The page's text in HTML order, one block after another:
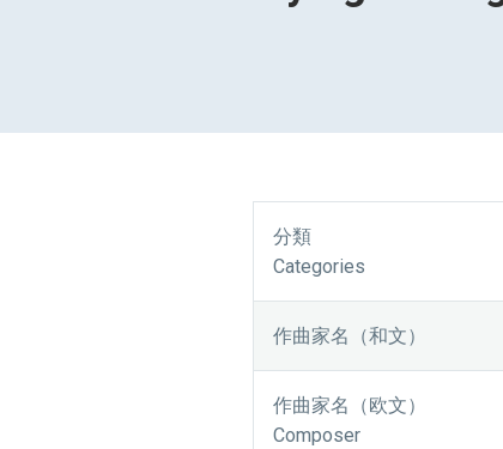
分類
Categories
作曲家名（和文）
作曲家名（欧文）
Composer